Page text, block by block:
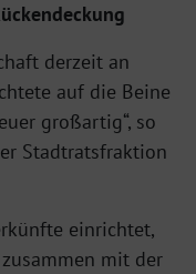
derzeit an
auf die Beine
großartig“, so
Stadtratsfraktion
einrichtet,
mit der